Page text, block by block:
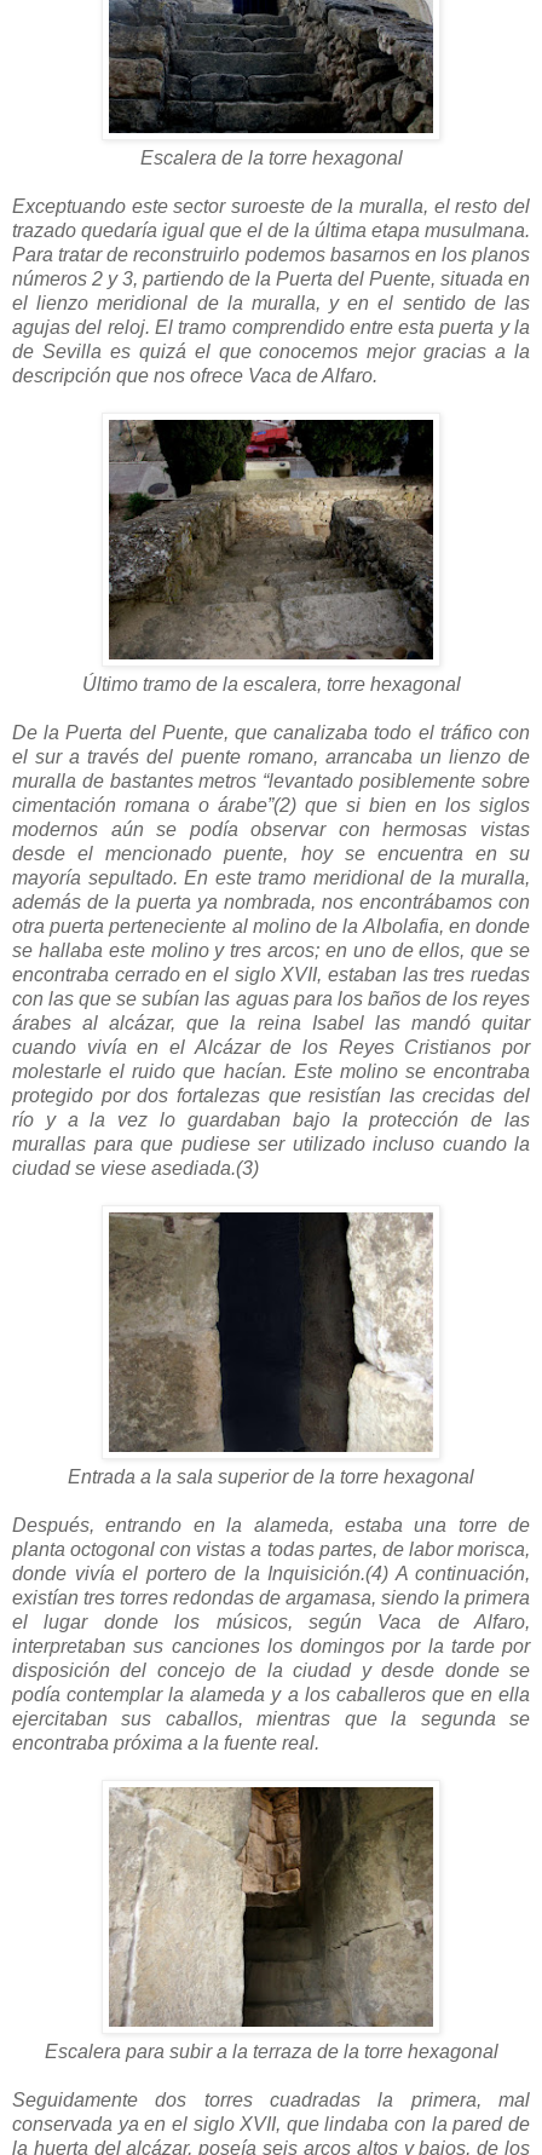
Escalera de la torre hexagonal
Exceptuando este sector suroeste de la muralla, el resto del
trazado quedaría igual que el de la última etapa musulmana.
Para tratar de reconstruirlo podemos basarnos en los planos
números 2 y 3, partiendo de la Puerta del Puente, situada en
el lienzo meridional de la muralla, y en el sentido de las
agujas del reloj. El tramo comprendido entre esta puerta y la
de Sevilla es quizá el que conocemos mejor gracias a la
descripción que nos ofrece Vaca de Alfaro.
Último tramo de la escalera, torre hexagonal
De la Puerta del Puente, que canalizaba todo el tráfico con
el sur a través del puente romano, arrancaba un lienzo de
muralla de bastantes metros “levantado posiblemente sobre
cimentación romana o árabe”(2) que si bien en los siglos
modernos aún se podía observar con hermosas vistas
desde el mencionado puente, hoy se encuentra en su
mayoría sepultado. En este tramo meridional de la muralla,
además de la puerta ya nombrada, nos encontrábamos con
otra puerta perteneciente al molino de la Albolafia, en donde
se hallaba este molino y tres arcos; en uno de ellos, que se
encontraba cerrado en el siglo XVII, estaban las tres ruedas
con las que se subían las aguas para los baños de los reyes
árabes al alcázar, que la reina Isabel las mandó quitar
cuando vivía en el Alcázar de los Reyes Cristianos por
molestarle el ruido que hacían. Este molino se encontraba
protegido por dos fortalezas que resistían las crecidas del
río y a la vez lo guardaban bajo la protección de las
murallas para que pudiese ser utilizado incluso cuando la
ciudad se viese asediada.(3)
Entrada a la sala superior de la torre hexagonal
Después, entrando en la alameda, estaba una torre de
planta octogonal con vistas a todas partes, de labor morisca,
donde vivía el portero de la Inquisición.(4) A continuación,
existían tres torres redondas de argamasa, siendo la primera
el lugar donde los músicos, según Vaca de Alfaro,
interpretaban sus canciones los domingos por la tarde por
disposición del concejo de la ciudad y desde donde se
podía contemplar la alameda y a los caballeros que en ella
ejercitaban sus caballos, mientras que la segunda se
encontraba próxima a la fuente real.
Escalera para subir a la terraza de la torre hexagonal
Seguidamente dos torres cuadradas la primera, mal
conservada ya en el siglo XVII, que lindaba con la pared de
la huerta del alcázar, poseía seis arcos altos y bajos, de los